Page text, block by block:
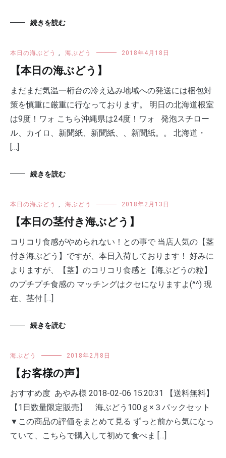
続きを読む
本日の海ぶどう , 海ぶどう 2018年4月18日
【本日の海ぶどう】
まだまだ気温一桁台の冷え込み地域への発送には梱包対
策を慎重に厳重に行なっております。 明日の北海道根室
は9度！ワォ こちら沖縄県は24度！ワォ 発泡スチロー
ル、カイロ、新聞紙、新聞紙、、新聞紙。。 北海道・
[…]
続きを読む
本日の海ぶどう , 海ぶどう 2018年2月13日
【本日の茎付き海ぶどう】
コリコリ食感がやめられない！との事で 当店人気の【茎
付き海ぶどう】ですが、本日入荷しております！ 好みに
よりますが、【茎】のコリコリ食感と【海ぶどうの粒】
のプチプチ食感の マッチングはクセになりますよ(^^) 現
在、茎付 […]
続きを読む
海ぶどう 2018年2月8日
【お客様の声】
おすすめ度 あやみ様 2018-02-06 15:20:31 【送料無料】
【1日数量限定販売】 海ぶどう100ｇ×３パックセット
▼この商品の評価をまとめて見る ずっと前から気になっ
ていて、こちらで購入して初めて食べま […]